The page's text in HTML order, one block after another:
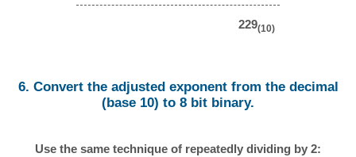
229(10)
6. Convert the adjusted exponent from the decimal
(base 10) to 8 bit binary.
Use the same technique of repeatedly dividing by 2: